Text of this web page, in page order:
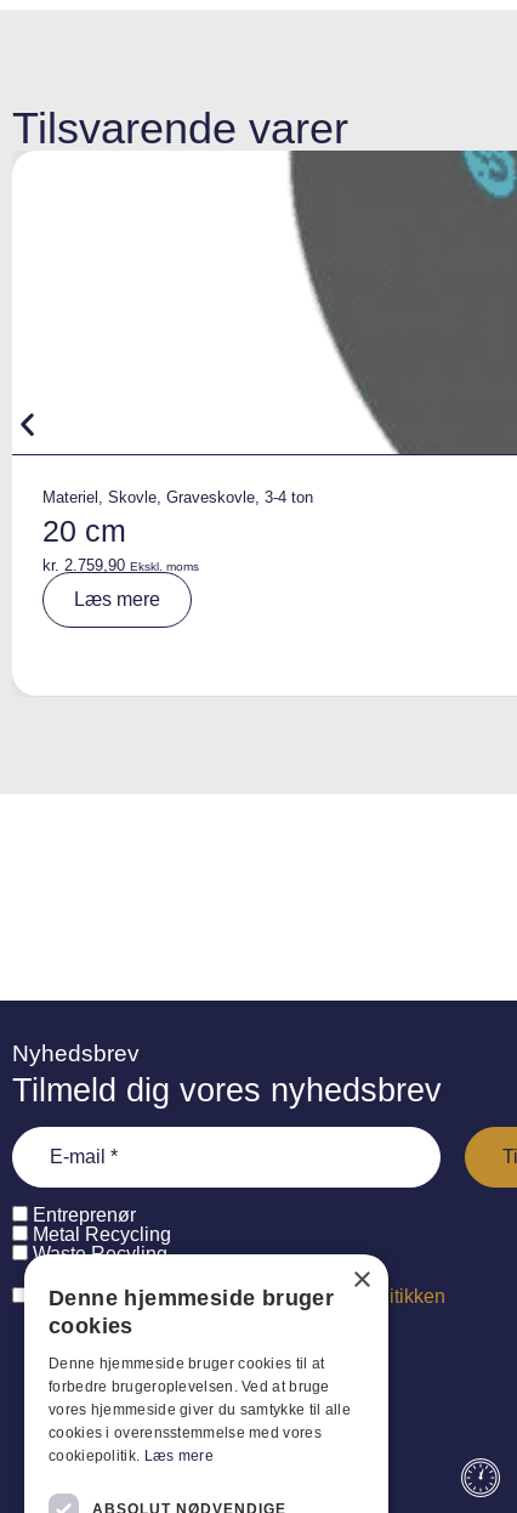
Tilsvarende varer
Materiel , Skovle, Graveskovle, 3-4 ton
20 cm
kr. 2.759,90 Ekskl. moms
Læs mere
ti
Nyhedsbrev
Tilmeld dig vores nyhedsbrev
Entreprenør
Metal Recycling
Waste Recyling
Jeg har læst og acceptererpersondatapolitikken
×
Denne hjemmeside bruger
cookies
Denne hjemmeside bruger cookies til at
forbedre brugeroplevelsen. Ved at bruge
vores hjemmeside giver du samtykke til alle
cookies i overensstemmelse med vores
cookiepolitik. Læs mere
ABSOLUT NØDVENDIGE